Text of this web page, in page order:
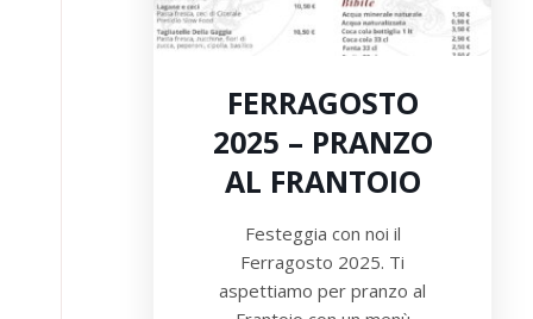
FERRAGOSTO
2025 – PRANZO
AL FRANTOIO
Festeggia con noi il
Ferragosto 2025. Ti
aspettiamo per pranzo al